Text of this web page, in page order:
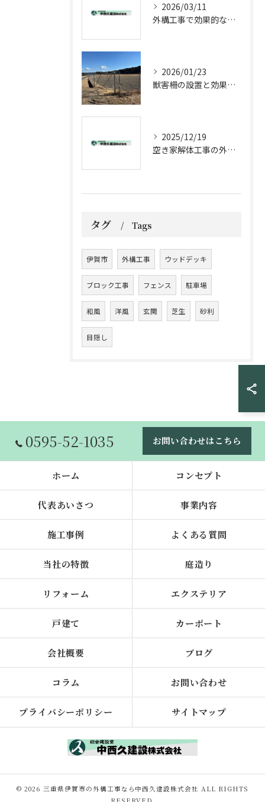
2026/03/11
外構工事で効果的な防草対策方法
2026/01/23
獣害柵の設置と効果的メンテナンス法
2025/12/19
空き家解体工事の外構工事ポイント
タグ Tags
伊賀市 外構工事 ウッドデッキ
ブロック工事 フェンス 駐車場
和風 洋風 玄関 芝生 砂利
目隠し
0595-52-1035 お問い合わせはこちら
ホーム コンセプト
代表あいさつ 事業内容
施工事例 よくある質問
当社の特徴 庭造り
リフォーム エクステリア
戸建て カーポート
会社概要 ブログ
コラム お問い合わせ
プライバシーポリシー サイトマップ
© 2026 三重県伊賀市の外構工事なら中西久建設株式会社 ALL RIGHTS